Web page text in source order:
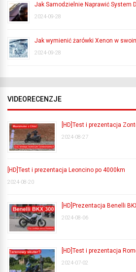
Jak Samodzielnie Naprawić System
2024-09-28
Jak wymienić żarówki Xenon w
2024-09-28
VIDEORECENZJE
[HD]Test i prezentacja
2024-08-27
[HD]Test i prezentacja Leoncino po 4000km
2024-08-20
[HD]Prezentacja Benelli
2024-08-06
[HD]Test i prezentacja
2024-07-02